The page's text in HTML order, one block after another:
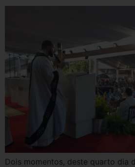
Dois momentos, deste quarto dia